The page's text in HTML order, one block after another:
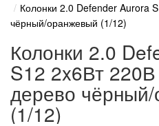
Колонки 2.0 Defender Aurora
чёрный/оранжевый (1/12)
Колонки 2.0
S12 2x6Вт
дерево
(1/12)